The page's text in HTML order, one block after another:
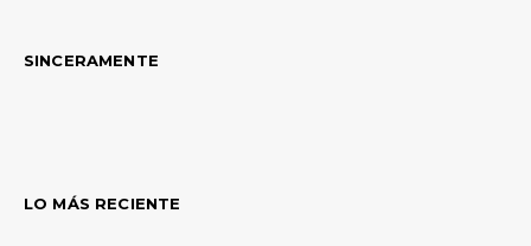
SINCERAMENTE
LO MÁS RECIENTE